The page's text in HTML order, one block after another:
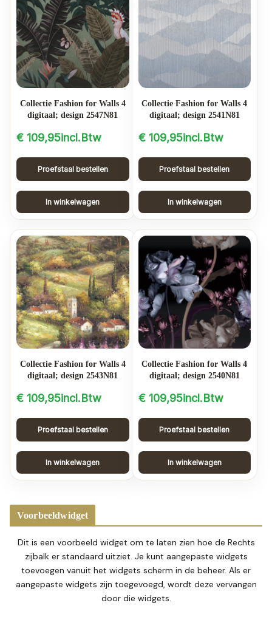
Collectie Fashion for Walls 4
digitaal; design 2547N81
€ 109,95incl.Btw
Proefstaal bestellen
In winkelwagen
Collectie Fashion for Walls 4
digitaal; design 2541N81
€109,95incl.Btw
Proefstaal bestellen
In winkelwagen
Collectie Fashion for Walls 4
digitaal; design 2543N81
€ 109,95incl.Btw
Proefstaal bestellen
In winkelwagen
Collectie Fashion for Walls 4
digitaal; design 2540N81
€109,95incl.Btw
Proefstaal bestellen
In winkelwagen
Voorbeeldwidget
Dit is een voorbeeld widget om te laten zien hoe de Rechts
zijbalk er standaard uitziet. Je kunt aangepaste widgets
toevoegen vanuit het widgets scherm in de beheer. Als er
aangepaste widgets zijn toegevoegd, wordt deze vervangen
door die widgets.